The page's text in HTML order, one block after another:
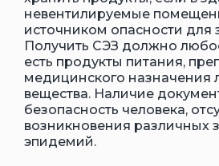
невентилируемые
источником опасности для
Получить СЭЗ должно
есть продукты питания,
медицинского назначения
вещества. Наличие
безопасность человека,
возникновения различных
эпидемий.